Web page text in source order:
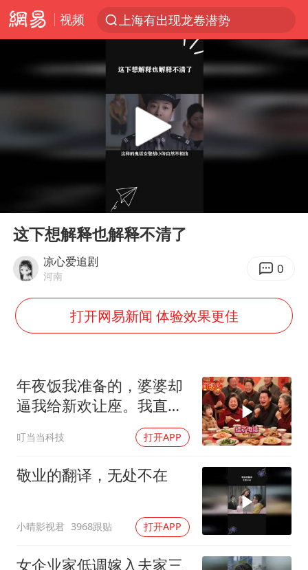
视频
上海有出现龙卷潜势
跨界融合拉长夏日经济消费链条
白海豚逼近浙闽沿海
国足U17与阿森纳决赛取消 并列冠军
《披荆斩棘2026》阵容官宣
泰国：高度重视中国游客旅游体验
2025年小学教师减少13.19万
白海豚或提早3小时登陆
上海大部迎大暴雨
《龙餐馆》 冲奖
蒯曼挺进WTT横滨冠军赛女单四强
构建更高水平的全民健身公共服务体系
Play
这下想解释也解释不清了
凉心爱追剧
河南 0
打开网易新闻 体验效果更佳
年夜饭我准备的，婆婆却
逼我给新欢让座。我直接
离开，半小时后全家哭着
求我回去
叮当当科技 打开APP
敬业的翻译，无处不在
小晴影视君 3968跟贴 打开APP
女企业家低调嫁入夫家三